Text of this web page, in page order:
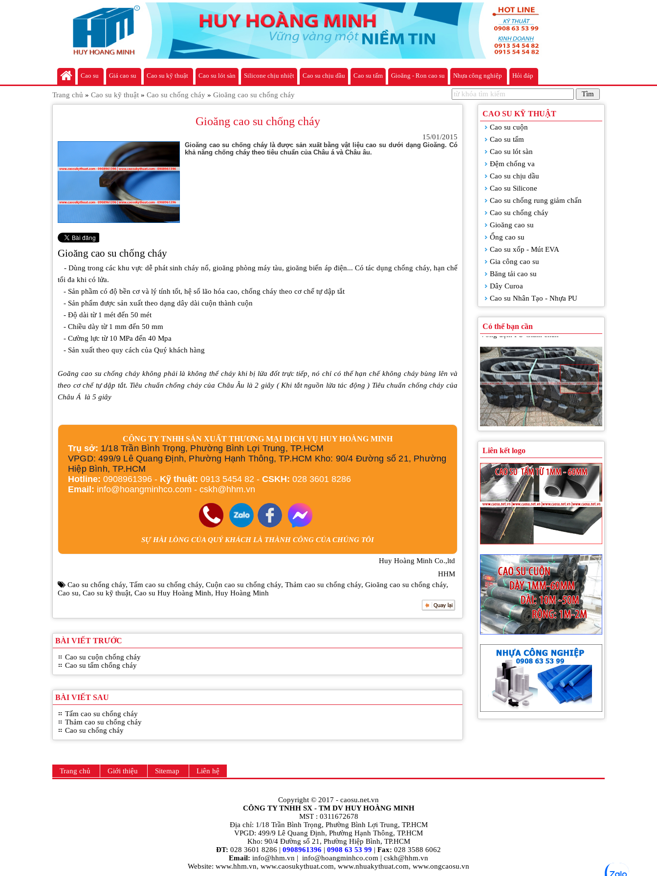
Cao su Giá cao su Cao su kỹ thuật Cao su lót sàn Silicone chịu nhiệt Cao su chịu dầu Cao su tấm Gioăng - Ron cao su Nhựa công nghiệp Hỏi đáp
Trang chủ » Cao su kỹ thuật » Cao su chống cháy » Gioăng cao su chống cháy
Gioăng cao su chống cháy
15/01/2015
Gioăng cao su chống cháy là được sản xuất bằng vật liệu cao su dưới dạng Gioăng. Có
khả năng chống cháy theo tiêu chuẩn của Châu á và Châu âu.
Gioăng cao su chống cháy
- Dùng trong các khu vực dễ phát sinh cháy nổ, gioăng phòng máy tàu, gioăng biến áp điện... Có tác dụng chống cháy, hạn chế
tối đa khi có lửa.
- Sản phầm có độ bền cơ và lý tính tốt, hệ số lão hóa cao, chống cháy theo cơ chế tự dập tắt
- Sản phẩm được sản xuất theo dạng dây dài cuộn thành cuộn
- Độ dài từ 1 mét đến 50 mét
- Chiều dày từ 1 mm đến 50 mm
- Cường lực từ 10 MPa đến 40 Mpa
- Sản xuất theo quy cách của Quý khách hàng
Goăng cao su chống cháy không phải là không thể cháy khi bị lửa đốt trực tiếp, nó chỉ có thể hạn chế không cháy bùng lên và
theo cơ chế tự dập tắt. Tiêu chuẩn chống cháy của Châu Âu là 2 giây ( Khi tắt nguồn lửa tác động ) Tiêu chuẩn chống cháy của
Châu Á là 5 giây
CÔNG TY TNHH SẢN XUẤT THƯƠNG MẠI DỊCH VỤ HUY HOÀNG MINH
Trụ sở: 1/18 Trần Bình Trọng, Phường Bình Lợi Trung, TP.HCM
VPGD: 499/9 Lê Quang Định, Phường Hạnh Thông, TP.HCM Kho: 90/4 Đường số 21, Phường
Hiệp Bình, TP.HCM
Hotline: 0908961396 - Kỹ thuật: 0913 5454 82 - CSKH: 028 3601 8286
Email: info@hoangminhco.com - cskh@hhm.vn
SỰ HÀI LÒNG CỦA QUÝ KHÁCH LÀ THÀNH CÔNG CỦA CHÚNG TÔI
Huy Hoàng Minh Co.,ltd
HHM
Cao su chống cháy, Tấm cao su chống cháy, Cuộn cao su chống cháy, Thảm cao su chống cháy, Gioăng cao su chống cháy,
Cao su, Cao su kỹ thuật, Cao su Huy Hoàng Minh, Huy Hoàng Minh
BÀI VIẾT TRƯỚC
Cao su cuộn chống cháy
Cao su tấm chống cháy
BÀI VIẾT SAU
Tấm cao su chống cháy
Thảm cao su chống cháy
Cao su chống cháy
CAO SU KỸ THUẬT
Cao su cuộn
Cao su tấm
Cao su lót sàn
Đệm chống va
Cao su chịu dầu
Cao su Silicone
Cao su chống rung giảm chấn
Cao su chống cháy
Gioăng cao su
Ống cao su
Cao su xốp - Mút EVA
Gia công cao su
Băng tải cao su
Dây Curoa
Cao su Nhân Tạo - Nhựa PU
Có thể bạn cần
Tấm silicone chịu nhiệt
Vòng đệm PU Giảm chấn
Bánh xích cao su
Cao su giảm chấn cho kho, xưởng
Nút cao su chống rung giảm chấn
Tấm silicone chịu nhiệt
Liên kết logo
Trang chủ Giới thiệu Sitemap Liên hệ
Copyright © 2017 - caosu.net.vn
CÔNG TY TNHH SX - TM DV HUY HOÀNG MINH
MST : 0311672678
Địa chỉ: 1/18 Trần Bình Trọng, Phường Bình Lợi Trung, TP.HCM
VPGD: 499/9 Lê Quang Định, Phường Hạnh Thông, TP.HCM
Kho: 90/4 Đường số 21, Phường Hiệp Bình, TP.HCM
ĐT: 028 3601 8286 | 0908961396 | 0908 63 53 99 | Fax: 028 3588 6062
Email: info@hhm.vn | info@hoangminhco.com | cskh@hhm.vn
Website: www.hhm.vn, www.caosukythuat.com, www.nhuakythuat.com, www.ongcaosu.vn